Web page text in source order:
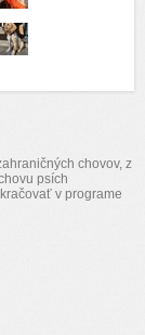
chovov, z
psích
v programe